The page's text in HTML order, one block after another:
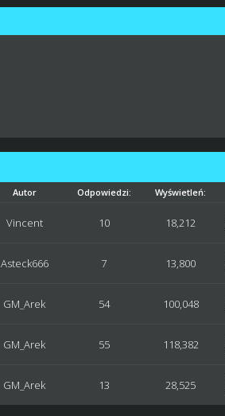
Autor Odpowiedzi: Wyświetleń:
Vincent 10 18,212
Asteck666 7 13,800
GM_Arek 54 100,048
GM_Arek 55 118,382
GM_Arek 13 28,525